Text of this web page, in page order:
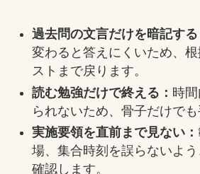
過去問の文言だけを暗記する
変わると答えにくいため、
ストまで戻ります。
読む勉強だけで終える： 時
られないため、骨子だけでも
実施要領を直前まで見ない：
場、集合時刻を誤らないよ
確認します。